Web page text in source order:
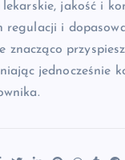
jakość i
regulacji i
znacząco
jednocześnie